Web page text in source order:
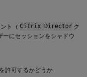
ト（ Citrix Director ク
ーにセッションをシャドウ